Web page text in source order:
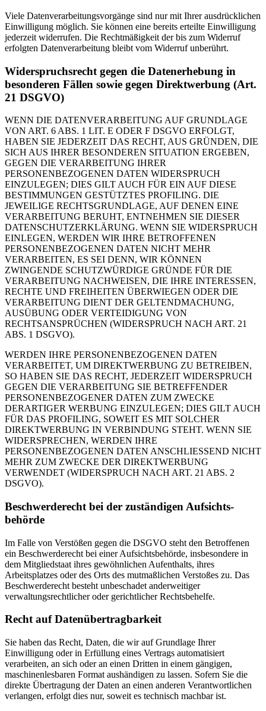
Viele Datenverarbeitungsvorgänge sind nur mit Ihrer ausdrücklichen
Einwilligung möglich. Sie können eine bereits erteilte Einwilligung
jederzeit widerrufen. Die Rechtmäßigkeit der bis zum Widerruf
erfolgten Datenverarbeitung bleibt vom Widerruf unberührt.
Widerspruchsrecht gegen die Datenerhebung in
besonderen Fällen sowie gegen Direktwerbung (Art.
21 DSGVO)
WENN DIE DATENVERARBEITUNG AUF GRUNDLAGE
VON ART. 6 ABS. 1 LIT. E ODER F DSGVO ERFOLGT,
HABEN SIE JEDERZEIT DAS RECHT, AUS GRÜNDEN, DIE
SICH AUS IHRER BESONDEREN SITUATION ERGEBEN,
GEGEN DIE VERARBEITUNG IHRER
PERSONENBEZOGENEN DATEN WIDERSPRUCH
EINZULEGEN; DIES GILT AUCH FÜR EIN AUF DIESE
BESTIMMUNGEN GESTÜTZTES PROFILING. DIE
JEWEILIGE RECHTSGRUNDLAGE, AUF DENEN EINE
VERARBEITUNG BERUHT, ENTNEHMEN SIE DIESER
DATENSCHUTZERKLÄRUNG. WENN SIE WIDERSPRUCH
EINLEGEN, WERDEN WIR IHRE BETROFFENEN
PERSONENBEZOGENEN DATEN NICHT MEHR
VERARBEITEN, ES SEI DENN, WIR KÖNNEN
ZWINGENDE SCHUTZWÜRDIGE GRÜNDE FÜR DIE
VERARBEITUNG NACHWEISEN, DIE IHRE INTERESSEN,
RECHTE UND FREIHEITEN ÜBERWIEGEN ODER DIE
VERARBEITUNG DIENT DER GELTENDMACHUNG,
AUSÜBUNG ODER VERTEIDIGUNG VON
RECHTSANSPRÜCHEN (WIDERSPRUCH NACH ART. 21
ABS. 1 DSGVO).
WERDEN IHRE PERSONENBEZOGENEN DATEN
VERARBEITET, UM DIREKTWERBUNG ZU BETREIBEN,
SO HABEN SIE DAS RECHT, JEDERZEIT WIDERSPRUCH
GEGEN DIE VERARBEITUNG SIE BETREFFENDER
PERSONENBEZOGENER DATEN ZUM ZWECKE
DERARTIGER WERBUNG EINZULEGEN; DIES GILT AUCH
FÜR DAS PROFILING, SOWEIT ES MIT SOLCHER
DIREKTWERBUNG IN VERBINDUNG STEHT. WENN SIE
WIDERSPRECHEN, WERDEN IHRE
PERSONENBEZOGENEN DATEN ANSCHLIESSEND NICHT
MEHR ZUM ZWECKE DER DIREKTWERBUNG
VERWENDET (WIDERSPRUCH NACH ART. 21 ABS. 2
DSGVO).
Beschwerde­recht bei der zuständigen Aufsichts­
behörde
Im Falle von Verstößen gegen die DSGVO steht den Betroffenen
ein Beschwerderecht bei einer Aufsichtsbehörde, insbesondere in
dem Mitgliedstaat ihres gewöhnlichen Aufenthalts, ihres
Arbeitsplatzes oder des Orts des mutmaßlichen Verstoßes zu. Das
Beschwerderecht besteht unbeschadet anderweitiger
verwaltungsrechtlicher oder gerichtlicher Rechtsbehelfe.
Recht auf Daten­übertrag­barkeit
Sie haben das Recht, Daten, die wir auf Grundlage Ihrer
Einwilligung oder in Erfüllung eines Vertrags automatisiert
verarbeiten, an sich oder an einen Dritten in einem gängigen,
maschinenlesbaren Format aushändigen zu lassen. Sofern Sie die
direkte Übertragung der Daten an einen anderen Verantwortlichen
verlangen, erfolgt dies nur, soweit es technisch machbar ist.